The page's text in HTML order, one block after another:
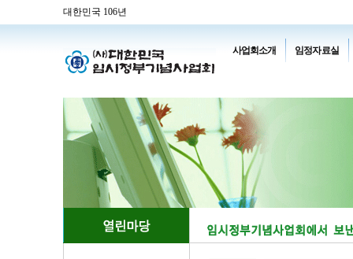
대한민국 106년
사업회소개 임정자료실